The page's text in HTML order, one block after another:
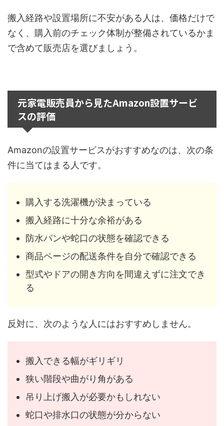
搬入経路や設置場所に不安がある人は、価格だけで
なく、購入前のチェック体制が整備されているかま
で含めて販売店を選びましょう。
元家電販売員から見たAmazon設置サービ
スの評価
Amazonの設置サービスがおすすめなのは、次の条
件に当てはまる人です。
購入する洗濯機が決まっている
搬入経路に十分な余裕がある
防水パンや蛇口の状態を確認できる
商品ページの配送条件を自分で確認できる
型式やドアの開き方向を間違えずに注文でき
る
反対に、次のような人にはおすすめしません。
搬入できる幅がギリギリ
狭い階段や曲がり角がある
吊り上げ搬入が必要かもしれない
蛇口や排水口の状態が分からない